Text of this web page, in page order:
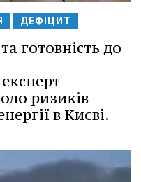
ДЕФІЦИТ
готовність до
ризиків
в Києві.